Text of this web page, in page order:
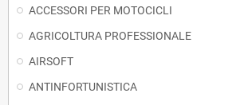
ACCESSORI PER MOTOCICLI
AGRICOLTURA PROFESSIONALE
AIRSOFT
ANTINFORTUNISTICA